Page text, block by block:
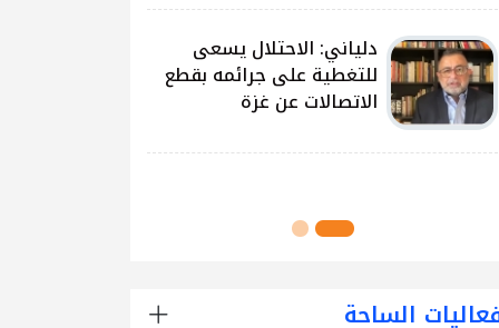
اللجنة الوطنية للشراكة
والتنمية تُنفذ مشروع توزيع
محافظة رفح
الساحة